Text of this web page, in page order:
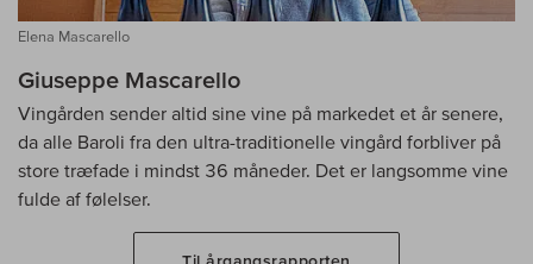
Elena Mascarello
Giuseppe Mascarello
Vingården sender altid sine vine på markedet et år senere,
da alle Baroli fra den ultra-traditionelle vingård forbliver på
store træfade i mindst 36 måneder. Det er langsomme vine
fulde af følelser.